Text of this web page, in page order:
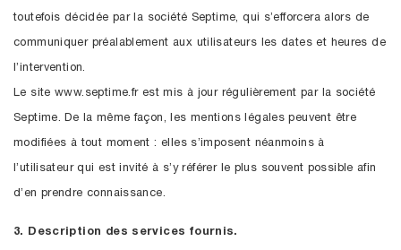
toutefois décidée par la société Septime, qui s’efforcera alors de
communiquer préalablement aux utilisateurs les dates et heures de
l’intervention.
Le site www.septime.fr est mis à jour régulièrement par la société
Septime. De la même façon, les mentions légales peuvent être
modifiées à tout moment : elles s’imposent néanmoins à
l’utilisateur qui est invité à s’y référer le plus souvent possible afin
d’en prendre connaissance.
3. Description des services fournis.